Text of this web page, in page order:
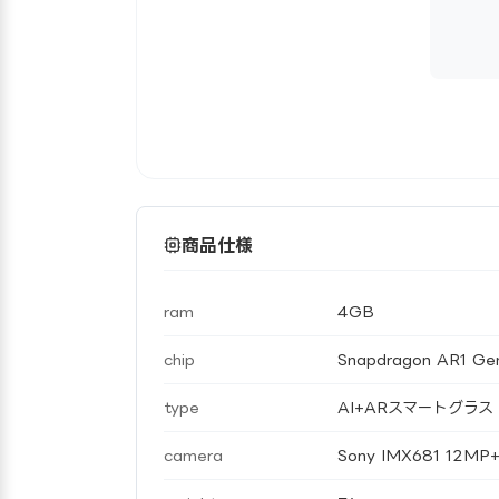
商品仕様
ram 4GB
chip Snapdragon AR1
type AI+ARスマートグラス
camera Sony IMX681